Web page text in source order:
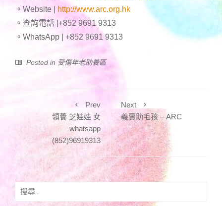
。Website |
http://www.arc.org.hk
。查詢電話 |+852 9691 9313
。WhatsApp | +852 9691 9313
Posted in 受傷年老助養區
Prev
領養 芝娃娃 女
whatsapp
(852)96919313
Next
義賣助毛孩 – ARC
搜